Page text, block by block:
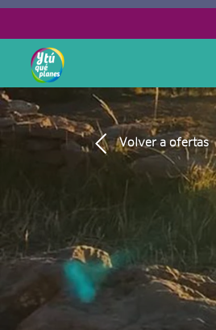
Volver a ofertas